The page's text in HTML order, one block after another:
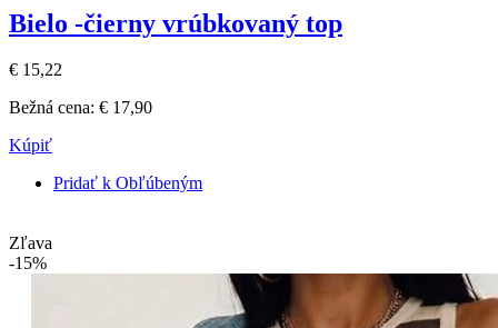
Bielo -čierny vrúbkovaný top
€ 15,22
Bežná cena: € 17,90
Kúpiť
Pridať k Obľúbeným
Zľava
-15%